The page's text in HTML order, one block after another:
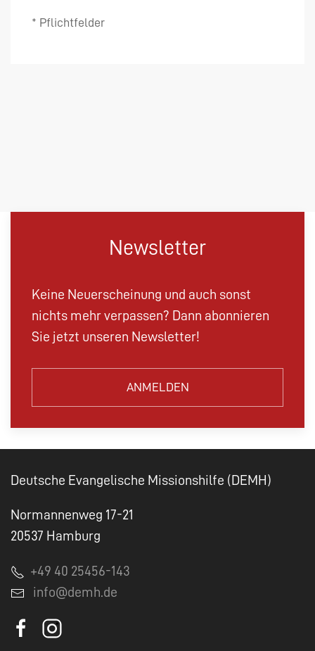
* Pflichtfelder
Newsletter
Keine Neuerscheinung und auch sonst
nichts mehr verpassen? Dann abonnieren
Sie jetzt unseren Newsletter!
ANMELDEN
Deutsche Evangelische Missionshilfe (DEMH)
Normannenweg 17-21
20537 Hamburg
+49 40 25456-143
info@demh.de